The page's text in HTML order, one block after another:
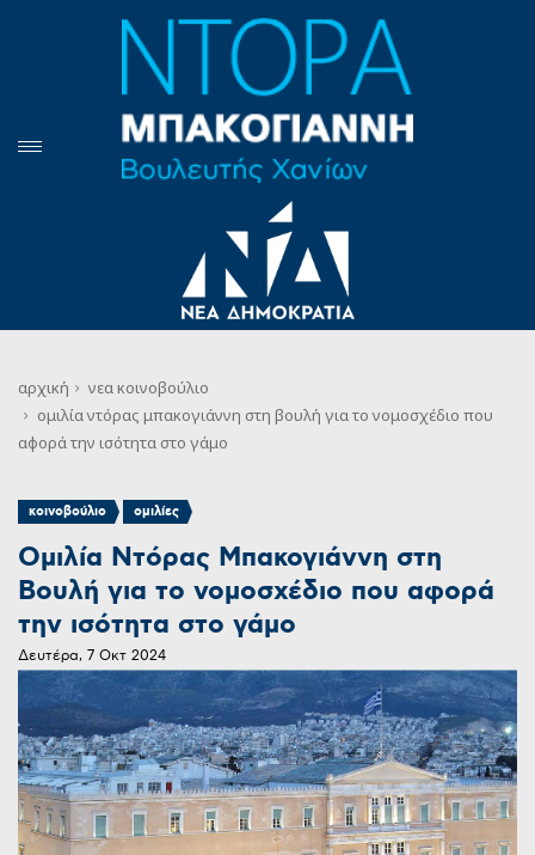
αρχική νεακοινοβούλιο
ομιλία ντόρας μπακογιάννη στη βουλή για το νομοσχέδιο που
αφορά την ισότητα στο γάμο
κοινοβούλιο , ομιλίες
Ομιλία Ντόρας Μπακογιάννη στη
Βουλή για το νομοσχέδιο που αφορά
την ισότητα στο γάμο
Δευτέρα, 7 Οκτ 2024